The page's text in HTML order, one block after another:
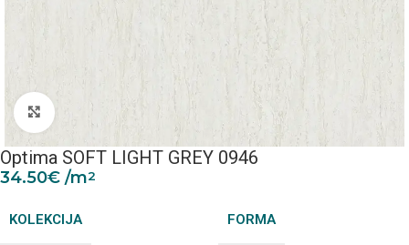
Padidinti nuotrauką
Optima SOFT LIGHT GREY 0946
34.50€ /m2
KOLEKCIJA FORMA